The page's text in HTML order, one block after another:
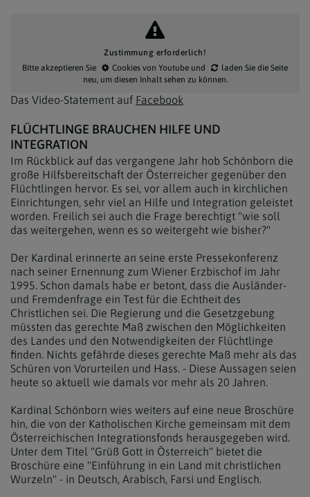
Zustimmung erforderlich!
Bitte akzeptieren Sie
Cookies von Youtube und
laden Sie die Seite
neu, um diesen Inhalt sehen zu können.
Das Video-Statement auf Facebook
FLÜCHTLINGE BRAUCHEN HILFE UND
INTEGRATION
Im Rückblick auf das vergangene Jahr hob Schönborn die
große Hilfsbereitschaft der Österreicher gegenüber den
Flüchtlingen hervor. Es sei, vor allem auch in kirchlichen
Einrichtungen, sehr viel an Hilfe und Integration geleistet
worden. Freilich sei auch die Frage berechtigt "wie soll
das weitergehen, wenn es so weitergeht wie bisher?"
Der Kardinal erinnerte an seine erste Pressekonferenz
nach seiner Ernennung zum Wiener Erzbischof im Jahr
1995. Schon damals habe er betont, dass die Ausländer-
und Fremdenfrage ein Test für die Echtheit des
Christlichen sei. Die Regierung und die Gesetzgebung
müssten das gerechte Maß zwischen den Möglichkeiten
des Landes und den Notwendigkeiten der Flüchtlinge
finden. Nichts gefährde dieses gerechte Maß mehr als das
Schüren von Vorurteilen und Hass. - Diese Aussagen seien
heute so aktuell wie damals vor mehr als 20 Jahren.
Kardinal Schönborn wies weiters auf eine neue Broschüre
hin, die von der Katholischen Kirche gemeinsam mit dem
Österreichischen Integrationsfonds herausgegeben wird.
Unter dem Titel "Grüß Gott in Österreich" bietet die
Broschüre eine "Einführung in ein Land mit christlichen
Wurzeln" - in Deutsch, Arabisch, Farsi und Englisch.